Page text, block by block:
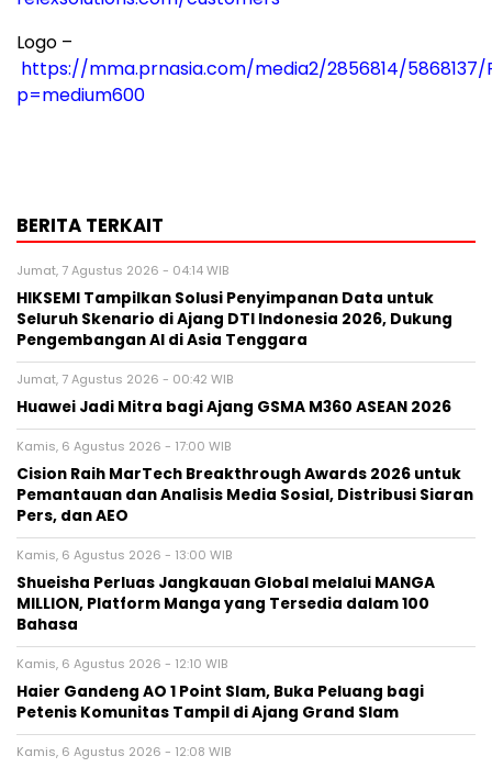
Logo –
https://mma.prnasia.com/media2/2856814/5868137/
p=medium600
BERITA TERKAIT
Jumat, 7 Agustus 2026 - 04:14 WIB
HIKSEMI Tampilkan Solusi Penyimpanan Data untuk
Seluruh Skenario di Ajang DTI Indonesia 2026, Dukung
Pengembangan AI di Asia Tenggara
Jumat, 7 Agustus 2026 - 00:42 WIB
Huawei Jadi Mitra bagi Ajang GSMA M360 ASEAN 2026
Kamis, 6 Agustus 2026 - 17:00 WIB
Cision Raih MarTech Breakthrough Awards 2026 untuk
Pemantauan dan Analisis Media Sosial, Distribusi Siaran
Pers, dan AEO
Kamis, 6 Agustus 2026 - 13:00 WIB
Shueisha Perluas Jangkauan Global melalui MANGA
MILLION, Platform Manga yang Tersedia dalam 100
Bahasa
Kamis, 6 Agustus 2026 - 12:10 WIB
Haier Gandeng AO 1 Point Slam, Buka Peluang bagi
Petenis Komunitas Tampil di Ajang Grand Slam
Kamis, 6 Agustus 2026 - 12:08 WIB